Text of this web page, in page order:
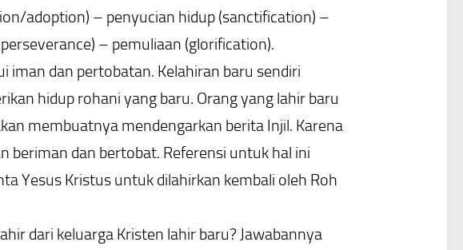
adoption) – penyucian hidup (sanctification) –
– pemuliaan (glorification).
iman dan pertobatan. Kelahiran baru sendiri
hidup rohani yang baru. Orang yang lahir baru
membuatnya mendengarkan berita Injil. Karena
beriman dan bertobat. Referensi untuk hal ini
Yesus Kristus untuk dilahirkan kembali oleh Roh
dari keluarga Kristen lahir baru? Jawabannya